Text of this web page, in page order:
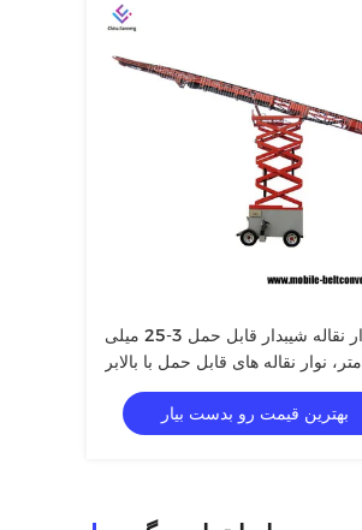
نوار نقاله شیبدار قابل حمل 3-25 میلی
متر، نوار نقاله های قابل حمل با بالابر
هیدرولیکی
بهترین قیمت رو بدست بیار